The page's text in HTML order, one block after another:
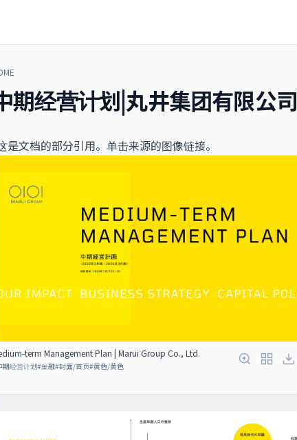
期经营计划|丸井集团有限公司
是文档的部分引用。单击来源的图像链接。
term Management Plan | Marui Group Co., Ltd.
期经营计划#金融#封面/首页#黄色/黄色